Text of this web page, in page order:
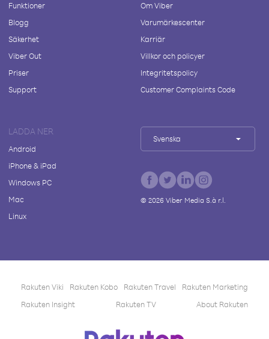
Funktioner
Blogg
Säkerhet
Viber Out
Priser
Support
Om Viber
Varumärkescenter
Karriär
Villkor och policyer
Integritetspolicy
Customer Complaints Code
LADDA NER
Android
iPhone & iPad
Windows PC
Mac
Linux
Svenska
© 2026Viber Media S.à r.l.
Rakuten Viki Rakuten Kobo Rakuten Travel
Rakuten Marketing
Rakuten Insight
Rakuten TV About Rakuten